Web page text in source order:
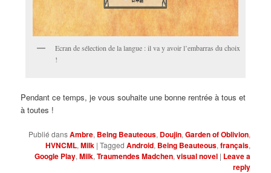
Ecran de sélection de la langue : il va y avoir l’embarras du choix
!
Pendant ce temps, je vous souhaite une bonne rentrée à tous et
à toutes !
Publié dansAmbre, Being Beauteous, Doujin, Garden of Oblivion,
HVNCML, Milk | Tagged Android, Being Beauteous, français,
Google Play, Milk, Traumendes Madchen, visual novel | Leave a
reply